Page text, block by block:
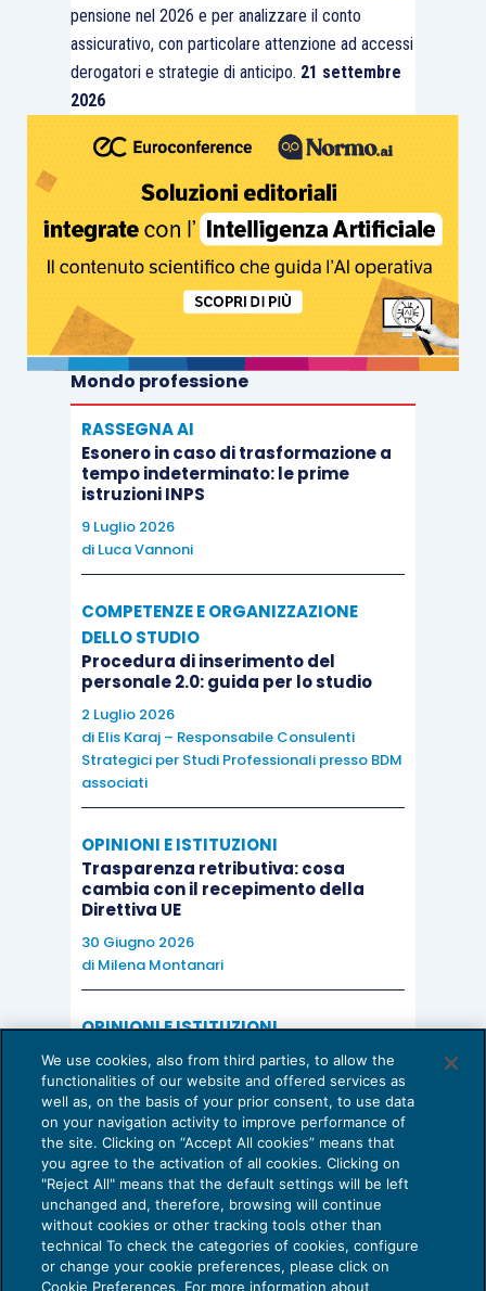
pensione nel 2026 e per analizzare il conto
assicurativo, con particolare attenzione ad accessi
derogatori e strategie di anticipo. 21 settembre
2026
Mondo professione
RASSEGNA AI
Esonero in caso di trasformazione a
tempo indeterminato: le prime
istruzioni INPS
9 Luglio 2026
di Luca Vannoni
COMPETENZE E ORGANIZZAZIONE
DELLO STUDIO
Procedura di inserimento del
personale 2.0: guida per lo studio
2 Luglio 2026
di Elis Karaj – Responsabile Consulenti
Strategici per Studi Professionali presso BDM
associati
OPINIONI E ISTITUZIONI
Trasparenza retributiva: cosa
cambia con il recepimento della
Direttiva UE
30 Giugno 2026
di Milena Montanari
OPINIONI E ISTITUZIONI
Valorizzare il potenziale dello Studio:
una riflessione sul futuro della
consulenza del lavoro
15 Giugno 2026
di Milena Montanari
We use cookies, also from third parties, to allow the
functionalities of our website and offered services as
well as, on the basis of your prior consent, to use data
on your navigation activity to improve performance of
the site. Clicking on “Accept All cookies” means that
you agree to the activation of all cookies. Clicking on
"Reject All" means that the default settings will be left
unchanged and, therefore, browsing will continue
without cookies or other tracking tools other than
technical To check the categories of cookies, configure
or change your cookie preferences, please click on
Cookie Preferences. For more information about